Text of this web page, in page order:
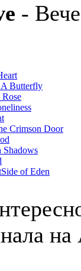
-
Butterfly
Crimson Door
of Eden